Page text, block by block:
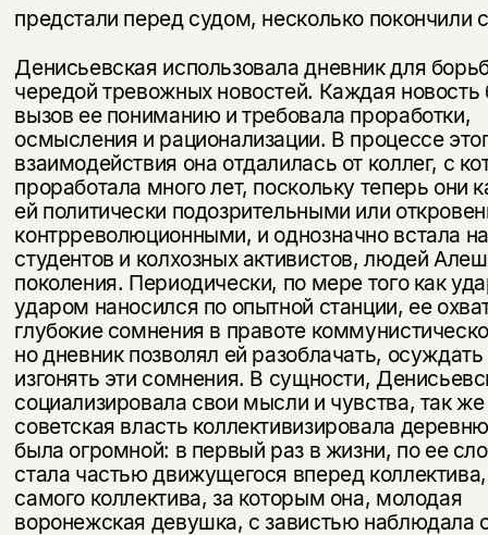
предстали перед судом, несколько покончили
Денисьевская использовала дневник для
чередой тревожных новостей. Каждая новость
вызов ее пониманию и требовала прора­ботки,
осмысления и рационализации. В процессе
взаимодействия она отдалилась от коллег, с
проработала много лет, поскольку теперь они
ей политически подозрительными или
контрреволюционными, и однозначно встала
студентов и колхозных акти­вистов, людей
поколения. Периодически, по мере того как
ударом наносился по опытной станции, ее
глубокие сомнения в правоте
но дневник позволял ей разоблачать, осуждать
изгонять эти сомнения. В сущности,
социализиро­вала свои мысли и чувства, так же
советская власть коллективизировала
была огромной: в первый раз в жизни, по ее
стала частью движущегося вперед коллектива,
самого коллектива, за ко­торым она, молодая
воронежская девушка, с завистью наблюдала